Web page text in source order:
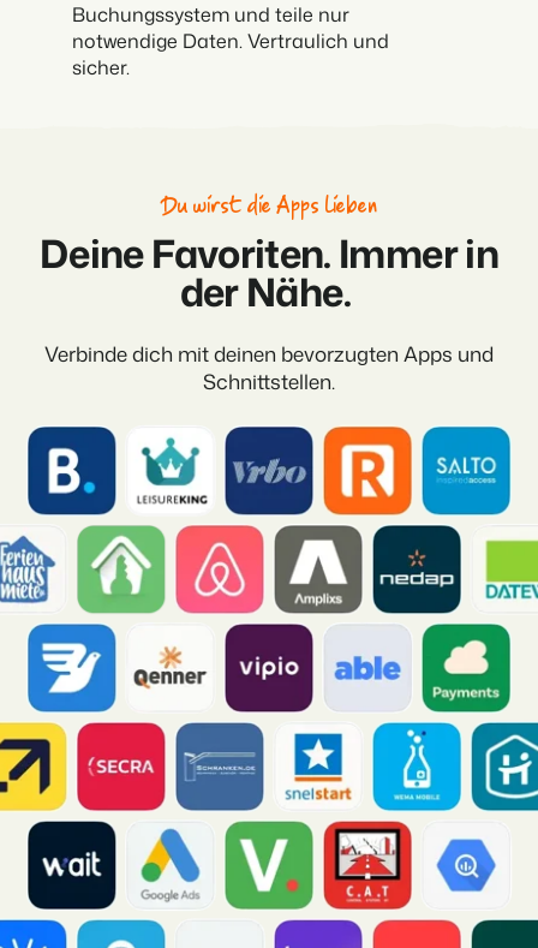
Buchungssystem und teile nur
notwendige Daten. Vertraulich und
sicher.
Du wirst die Apps lieben
Deine Favoriten. Immer in
der Nähe.
Verbinde dich mit deinen bevorzugten Apps und
Schnittstellen.